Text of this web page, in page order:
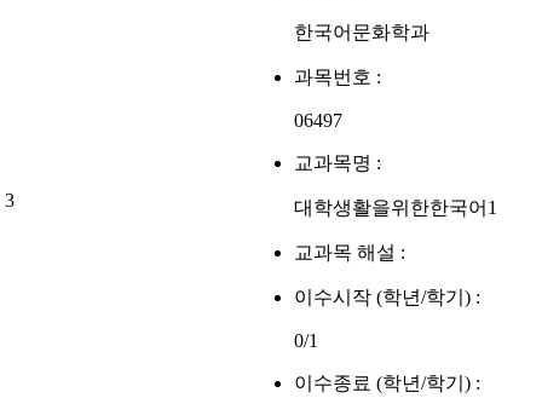
3
한국어문화학과
과목번호 :
06497
교과목명 :
대학생활을위한한국어1
교과목 해설 :
이수시작 (학년/학기) :
0/1
이수종료 (학년/학기) :